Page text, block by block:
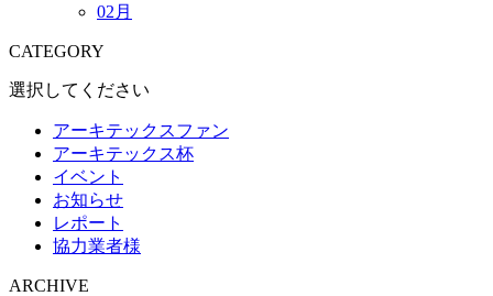
02月
CATEGORY
選択してください
アーキテックスファン
アーキテックス杯
イベント
お知らせ
レポート
協力業者様
ARCHIVE